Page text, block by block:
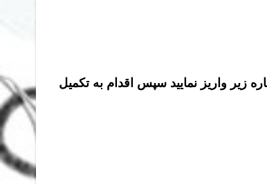
زیر واریز نمایید سپس اقدام به تکمیل